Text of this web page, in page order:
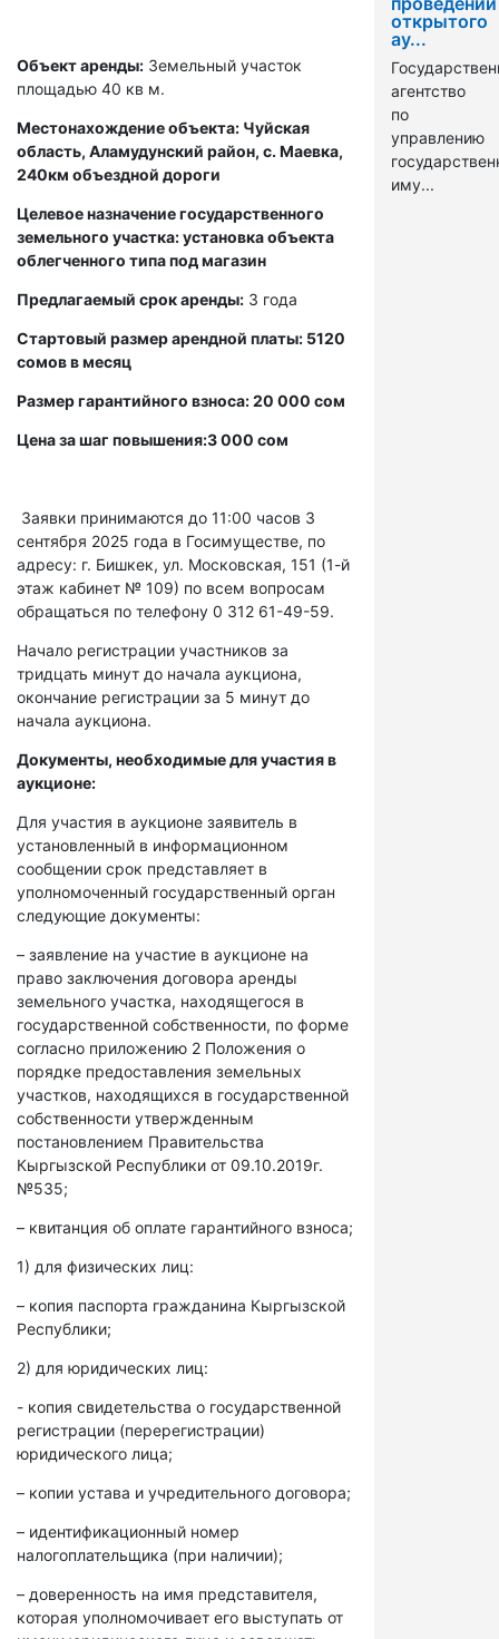
Объект аренды: Земельный участок
площадью 40 кв м.
Местонахождение объекта: Чуйская
область, Аламудунский район, с. Маевка,
240км объездной дороги
Целевое назначение государственного
земельного участка: установка объекта
облегченного типа под магазин
Предлагаемый срок аренды: 3 года
Стартовый размер арендной платы: 5120
сомов в месяц
Размер гарантийного взноса: 20 000 сом
Цена за шаг повышения:3 000 сом
Заявки принимаются до 11:00 часов 3
сентября 2025 года в Госимуществе, по
адресу: г. Бишкек, ул. Московская, 151 (1-й
этаж кабинет № 109) по всем вопросам
обращаться по телефону 0 312 61-49-59.
Начало регистрации участников за
тридцать минут до начала аукциона,
окончание регистрации за 5 минут до
начала аукциона.
Документы, необходимые для участия в
аукционе:
Для участия в аукционе заявитель в
установленный в информационном
сообщении срок представляет в
уполномоченный государственный орган
следующие документы:
– заявление на участие в аукционе на
право заключения договора аренды
земельного участка, находящегося в
государственной собственности, по форме
согласно приложению 2 Положения о
порядке предоставления земельных
участков, находящихся в государственной
собственности утвержденным
постановлением Правительства
Кыргызской Республики от 09.10.2019г.
№535;
– квитанция об оплате гарантийного взноса;
1) для физических лиц:
– копия паспорта гражданина Кыргызской
Республики;
2) для юридических лиц:
- копия свидетельства о государственной
регистрации (перерегистрации)
юридического лица;
– копии устава и учредительного договора;
– идентификационный номер
налогоплательщика (при наличии);
– доверенность на имя представителя,
которая уполномочивает его выступать от
открытого
ау...
агентство
по
управлению
иму...